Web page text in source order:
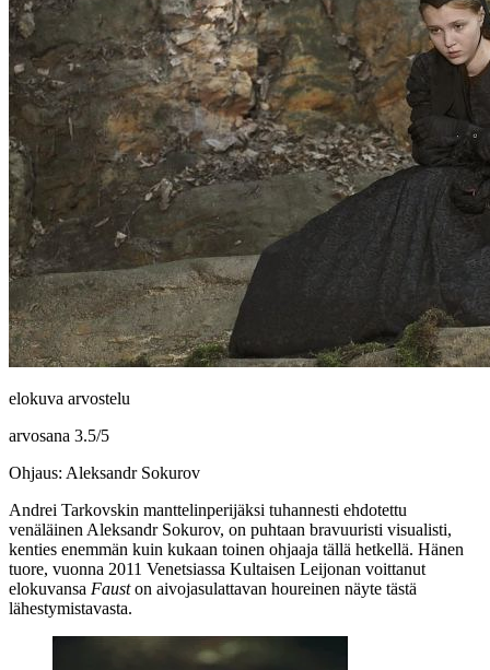
elokuva arvostelu
arvosana 3.5/5
Ohjaus: Aleksandr Sokurov
Andrei Tarkovskin manttelinperijäksi tuhannesti ehdotettu
venäläinen Aleksandr Sokurov, on puhtaan bravuuristi visualisti,
kenties enemmän kuin kukaan toinen ohjaaja tällä hetkellä. Hänen
tuore, vuonna 2011 Venetsiassa Kultaisen Leijonan voittanut
elokuvansa Fauston aivojasulattavan houreinen näyte tästä
lähestymistavasta.